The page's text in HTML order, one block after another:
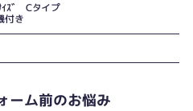
ｽﾞ Cタイプ
付き
ーム前のお悩み